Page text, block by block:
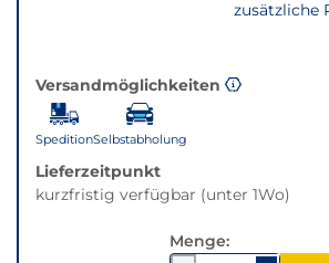
zusätzliche
Versandmöglichkeiten
SpeditionSelbstabholung
Lieferzeitpunkt
kurzfristig verfügbar (unter 1Wo)
Menge: